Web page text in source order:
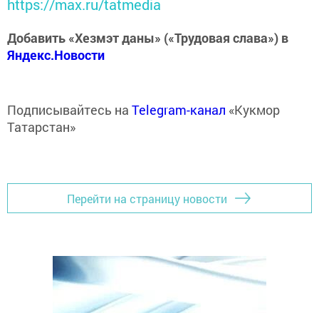
https://max.ru/tatmedia
Добавить «Хезмэт даны» («Трудовая слава») в
Яндекс.Новости
Подписывайтесь на Telegram-канал «Кукмор
Татарстан»
Перейти на страницу новости